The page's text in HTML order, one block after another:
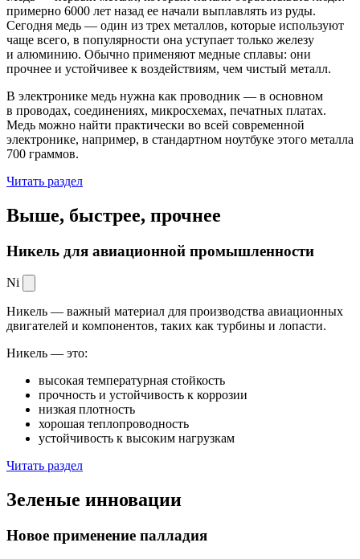
примерно 6000 лет назад ее начали выплавлять из руды.
Сегодня медь — один из трех металлов, которые используют
чаще всего, в популярности она уступает только железу
и алюминию. Обычно применяют медные сплавы: они
прочнее и устойчивее к воздействиям, чем чистый металл.
В электронике медь нужна как проводник — в основном
в проводах, соединениях, микросхемах, печатных платах.
Медь можно найти практически во всей современной
электронике, например, в стандартном ноутбуке этого металла
700 граммов.
Читать раздел
Выше, быстрее, прочнее
Никель для авиационной промышленности
Ni
Никель — важный материал для производства авиационных
двигателей и компонентов, таких как турбины и лопасти.
Никель — это:
высокая температурная стойкость
прочность и устойчивость к коррозии
низкая плотность
хорошая теплопроводность
устойчивость к высоким нагрузкам
Читать раздел
Зеленые инновации
Новое применение палладия